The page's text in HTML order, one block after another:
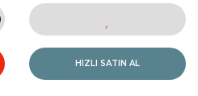
HIZLI SATIN AL